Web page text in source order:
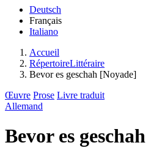
Deutsch
Français
Italiano
Accueil
RépertoireLittéraire
Bevor es geschah [Noyade]
Œuvre Prose Livre traduit
Allemand
Bevor es